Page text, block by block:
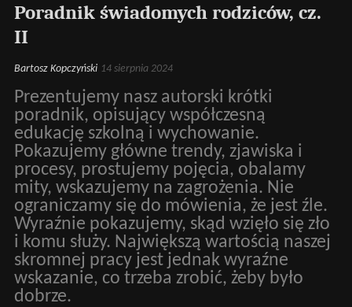
Poradnik świadomych rodziców, cz.
II
Bartosz Kopczyński 14 sierpnia 2024
Prezentujemy nasz autorski krótki
poradnik, opisujący współczesną
edukację szkolną i wychowanie.
Pokazujemy główne trendy, zjawiska i
procesy, prostujemy pojęcia, obalamy
mity, wskazujemy na zagrożenia. Nie
ograniczamy się do mówienia, że jest źle.
Wyraźnie pokazujemy, skąd wzięło się zło
i komu służy. Największą wartością naszej
skromnej pracy jest jednak wyraźne
wskazanie, co trzeba zrobić, żeby było
dobrze.